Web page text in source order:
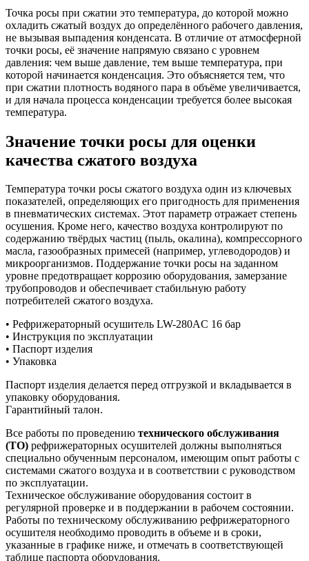
Точка росы при сжатии это температура, до которой можно
охладить сжатый воздух до определённого рабочего давления,
не вызывая выпадения конденсата. В отличие от атмосферной
точки росы, её значение напрямую связано с уровнем
давления: чем выше давление, тем выше температура, при
которой начинается конденсация. Это объясняется тем, что
при сжатии плотность водяного пара в объёме увеличивается,
и для начала процесса конденсации требуется более высокая
температура.
Значение точки росы для оценки
качества сжатого воздуха
Температура точки росы сжатого воздуха один из ключевых
показателей, определяющих его пригодность для применения
в пневматических системах. Этот параметр отражает степень
осушения. Кроме него, качество воздуха контролируют по
содержанию твёрдых частиц (пыль, окалина), компрессорного
масла, газообразных примесей (например, углеводородов) и
микроорганизмов. Поддержание точки росы на заданном
уровне предотвращает коррозию оборудования, замерзание
трубопроводов и обеспечивает стабильную работу
потребителей сжатого воздуха.
• Рефрижераторный осушитель LW-280AC 16 бар
• Инструкция по эксплуатации
• Паспорт изделия
• Упаковка
Паспорт изделия делается перед отгрузкой и вкладывается в
упаковку оборудования.
Гарантийный талон.
Все работы по проведению технического обслуживания
(ТО) рефрижераторных осушителей должны выполняться
специально обученным персоналом, имеющим опыт работы с
системами сжатого воздуха и в соответствии с руководством
по эксплуатации.
Техническое обслуживание оборудования состоит в
регулярной проверке и в поддержании в рабочем состоянии.
Работы по техническому обслуживанию рефрижераторного
осушителя необходимо проводить в объеме и в сроки,
указанные в графике ниже, и отмечать в соответствующей
таблице паспорта оборудования.